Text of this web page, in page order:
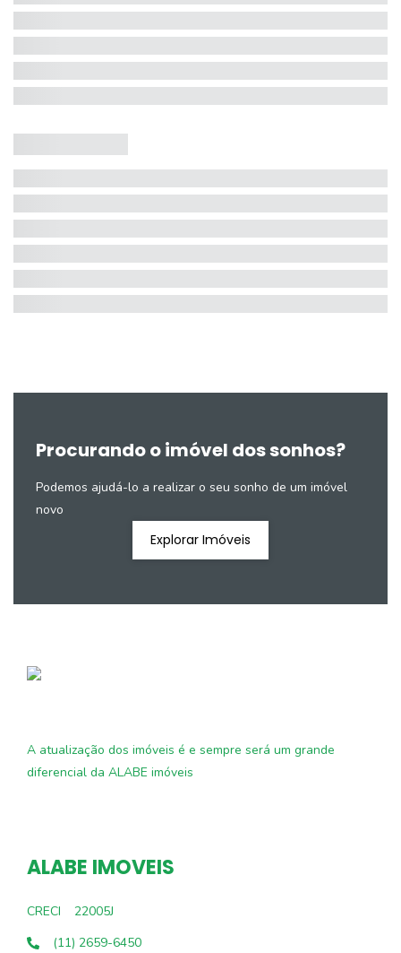
Procurando o imóvel dos sonhos?
Podemos ajudá-lo a realizar o seu sonho de um imóvel
novo
Explorar Imóveis
A atualização dos imóveis é e sempre será um grande
diferencial da ALABE imóveis
ALABE IMOVEIS
CRECI
22005J
(11) 2659-6450